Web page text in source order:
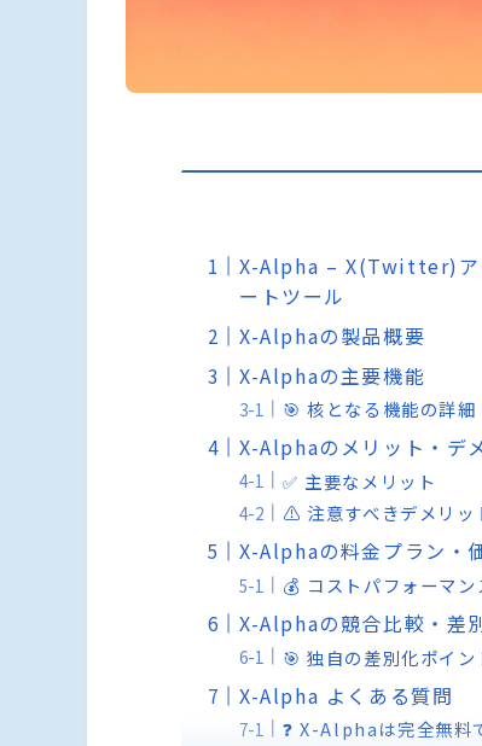
X-Alpha – X(Twitter)ア
ートツール
X-Alphaの製品概要
X-Alphaの主要機能
🎯 核となる機能の詳細
X-Alphaのメリット・デ
✅ 主要なメリット
⚠️ 注意すべきデメリッ
X-Alphaの料金プラン・
💰 コストパフォーマン
X-Alphaの競合比較・差
🎯 独自の差別化ポイン
X-Alpha よくある質問
❓ X-Alphaは完全無料